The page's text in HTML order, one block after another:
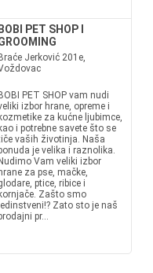
BOBI PET SHOP I
Braće Jerković 201e,
BOBI PET SHOP vam nudi
izbor hrane, opreme i
kozmetike za kućne ljubimce,
kao i potrebne savete što se
vaših životinja. Naša
je velika i raznolika.
Nudimo Vam veliki izbor
hrane za pse, mačke,
ptice, ribice i
kornjače. Zašto smo
Zato sto je naš
pr...